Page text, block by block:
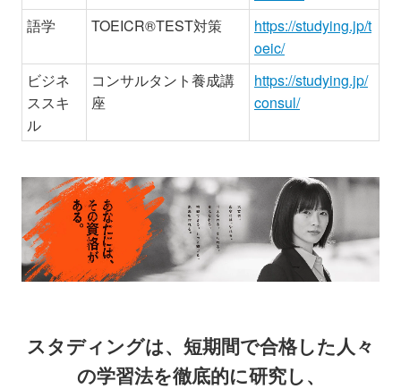
語学
TOEICR®TEST対策
https://studying.jp/t
oeic/
ビジネ
ススキ
ル
コンサルタント養成講
座
https://studying.jp/
consul/
スタディングは、短期間で合格した人々
の学習法を徹底的に研究し、